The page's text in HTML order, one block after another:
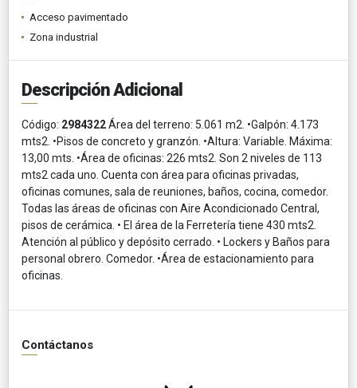
Acceso pavimentado
Zona industrial
Descripción Adicional
Código: 2984322Área del terreno: 5.061 m2. •Galpón: 4.173
mts2. •Pisos de concreto y granzón. •Altura: Variable. Máxima:
13,00 mts. •Área de oficinas: 226 mts2. Son 2 niveles de 113
mts2 cada uno. Cuenta con área para oficinas privadas,
oficinas comunes, sala de reuniones, baños, cocina, comedor.
Todas las áreas de oficinas con Aire Acondicionado Central,
pisos de cerámica. • El área de la Ferretería tiene 430 mts2.
Atención al público y depósito cerrado. • Lockers y Baños para
personal obrero. Comedor. •Área de estacionamiento para
oficinas.
Contáctanos